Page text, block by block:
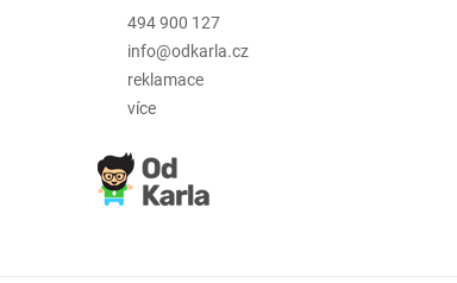
494 900 127
info@odkarla.cz
reklamace
více